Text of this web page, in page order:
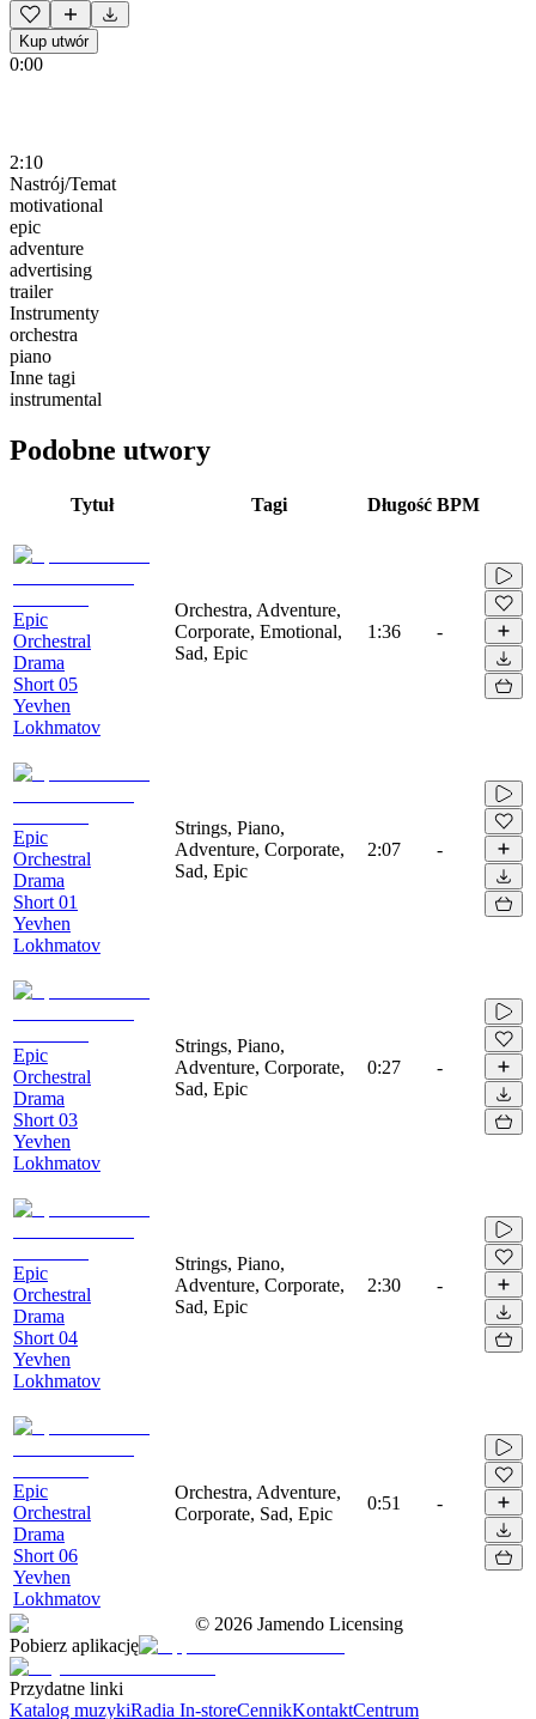
Kup utwór
0:00
2:10
Nastrój/Temat
motivational
epic
adventure
advertising
trailer
Instrumenty
orchestra
piano
Inne tagi
instrumental
Podobne utwory
Tytuł Tagi Długość BPM
Epic
Orchestral
Drama
Short 05
Yevhen
Lokhmatov
Orchestra, Adventure,
Corporate, Emotional,
Sad, Epic
1:36 -
Epic
Orchestral
Drama
Short 01
Yevhen
Lokhmatov
Strings, Piano,
Adventure, Corporate,
Sad, Epic
2:07 -
Epic
Orchestral
Drama
Short 03
Yevhen
Lokhmatov
Strings, Piano,
Adventure, Corporate,
Sad, Epic
0:27 -
Epic
Orchestral
Drama
Short 04
Yevhen
Lokhmatov
Strings, Piano,
Adventure, Corporate,
Sad, Epic
2:30 -
Epic
Orchestral
Drama
Short 06
Yevhen
Lokhmatov
Orchestra, Adventure,
Corporate, Sad, Epic
0:51 -
© 2026 Jamendo Licensing
Pobierz aplikację
Przydatne linki
Katalog muzykiRadia In-storeCennikKontaktCentrum